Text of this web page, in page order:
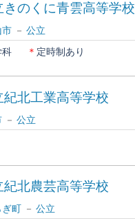
きのくに青雲高等学校
市
公立
科 ＊ 定時制あり
紀北工業高等学校
公立
紀北農芸高等学校
ぎ町
公立